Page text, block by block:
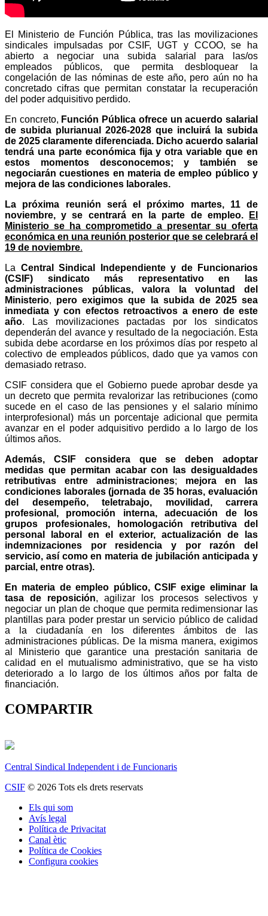
El Ministerio de Función Pública, tras las movilizaciones
sindicales impulsadas por CSIF, UGT y CCOO, se ha
abierto a negociar una subida salarial para las/os
empleados públicos, que permita desbloquear la
congelación de las nóminas de este año, pero aún no ha
concretado cifras que permitan constatar la recuperación
del poder adquisitivo perdido.
En concreto, Función Pública ofrece un acuerdo salarial
de subida plurianual 2026-2028 que incluirá la subida
de 2025 claramente diferenciada. Dicho acuerdo salarial
tendrá una parte económica fija y otra variable que en
estos momentos desconocemos; y también se
negociarán cuestiones en materia de empleo público y
mejora de las condiciones laborales.
La próxima reunión será el próximo martes, 11 de
noviembre, y se centrará en la parte de empleo.
El
Ministerio se ha comprometido a presentar su oferta
económica en una reunión posterior que se celebrará el
19 de noviembre.
La Central Sindical Independiente y de Funcionarios
(CSIF)
sindicato más representativo en las
administraciones públicas, valora la voluntad del
Ministerio, pero exigimos que la subida de 2025 sea
inmediata y con efectos retroactivos a enero de este
año. Las movilizaciones pactadas por los sindicatos
dependerán del avance y resultado de la negociación. Esta
subida debe acordarse en los próximos días por respeto al
colectivo de empleados públicos, dado que ya vamos con
demasiado retraso.
CSIF considera que el Gobierno puede aprobar desde ya
un decreto que permita revalorizar las retribuciones (como
sucede en el caso de las pensiones y el salario mínimo
interprofesional) más un porcentaje adicional que permita
avanzar en el poder adquisitivo perdido a lo largo de los
últimos años.
Además, CSIF considera que se deben adoptar
medidas que permitan acabar con las desigualdades
retributivas entre administraciones; mejora en las
condiciones laborales (jornada de 35 horas, evaluación
del desempeño, teletrabajo, movilidad, carrera
profesional, promoción interna, adecuación de los
grupos profesionales, homologación retributiva del
personal laboral en el exterior, actualización de las
indemnizaciones por residencia y por razón del
servicio, así como en materia de jubilación anticipada y
parcial, entre otras).
En materia de empleo público, CSIF exige eliminar la
tasa de reposición, agilizar los procesos selectivos y
negociar un plan de choque que permita redimensionar las
plantillas para poder prestar un servicio público de calidad
a la ciudadanía en los diferentes ámbitos de las
administraciones públicas. De la misma manera, exigimos
al Ministerio que garantice una prestación sanitaria de
calidad en el mutualismo administrativo, que se ha visto
deteriorado a lo largo de los últimos años por falta de
financiación.
COMPARTIR
Central Sindical Independent i de Funcionaris
CSIF © 2026 Tots els drets reservats
Els qui som
Avís legal
Política de Privacitat
Canal ètic
Política de Cookies
Configura cookies